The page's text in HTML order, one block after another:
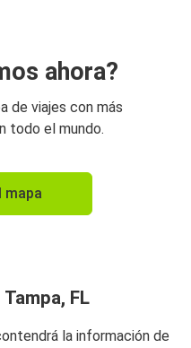
ahora?
de viajes con más
todo el mundo.
mapa
FL
la información de